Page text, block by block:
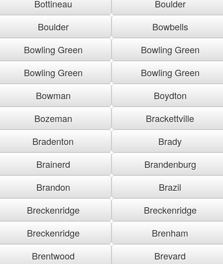
Bottineau
Boulder
Boulder
Bowbells
Bowling Green
Bowling Green
Bowling Green
Bowling Green
Bowman
Boydton
Bozeman
Brackettville
Bradenton
Brady
Brainerd
Brandenburg
Brandon
Brazil
Breckenridge
Breckenridge
Breckenridge
Brenham
Brentwood
Brevard